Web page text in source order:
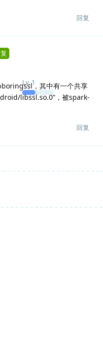
回复
Lv.1
，其中有一个共享
libssl.so.0”，被spark-
回复